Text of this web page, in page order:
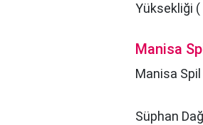
Yüksekliği (
Manisa
Manisa Spil
Süphan